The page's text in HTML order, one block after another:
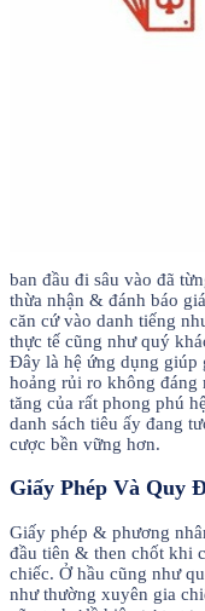
ban đầu đi sâu vào đã
thừa nhận & đánh báo giá
căn cứ vào danh tiếng
thực tế cũng như quý
Đây là hệ ứng dụng giúp
hoảng rủi ro không đáng
tăng của rất phong phú
danh sách tiêu ấy đang
cược bền vững hơn.
Giấy Phép Và Quy
Giấy phép & phương
đầu tiên & then chốt khi
chiếc. Ở hầu cũng như
như thường xuyên gia